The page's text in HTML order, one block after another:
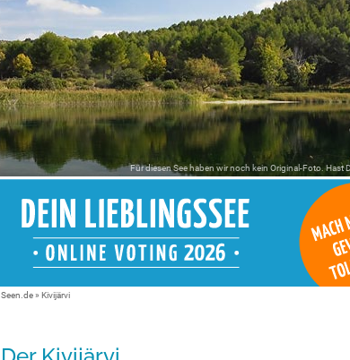
Für diesen See haben wir noch kein Original-Foto.
Seen.de» Kivijärvi